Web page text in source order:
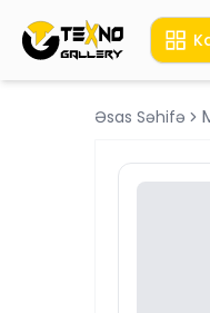
Əsas Səhifə